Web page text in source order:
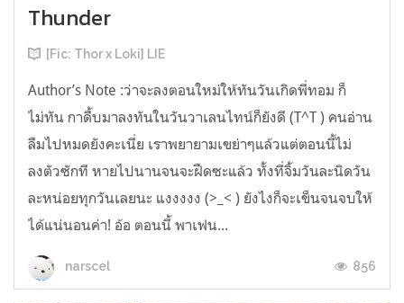
Thunder
[Fic: Thor x Loki] LIE
Author’s Note :ว่าจะลงตอนใหม่ให้ทันวันเกิดพี่ทอม ก็
ไม่ทัน กาดื้บมาลงทันในวันวาเลนไทน์ก็ยังดี (T^T ) คนอ่าน
ลืมไปหมดยังคะเนี่ย เราพยายามเขย่าๆแล้วแต่ตอนนี้ไม่
ลงตัวซักที หายไปนานจนจะฝืดซะแล้ว ทั้งที่จิ้มวันละนิดวัน
ละหน่อยทุกวันเลยนะ แงงงงง (>_< ) ยังไงก็จะเข็นจนจบให้
ได้แน่นอนค่า! อ้อ ตอนนี้ พาเฟน...
narscel 856